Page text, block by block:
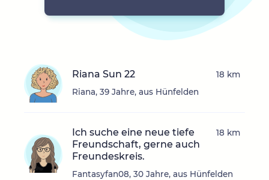
Riana Sun 22
Riana, 39 Jahre, aus Hünfelden
18 km
Ich suche eine neue tiefe
Freundschaft, gerne auch
Freundeskreis.
Fantasyfan08, 30 Jahre, aus Hünfelden
18 km